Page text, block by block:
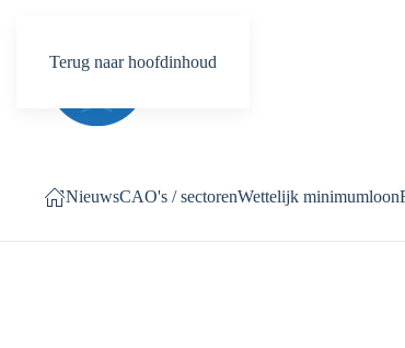
Terug naar hoofdinhoud
NieuwsCAO's / sectorenWettelijk minimumloon